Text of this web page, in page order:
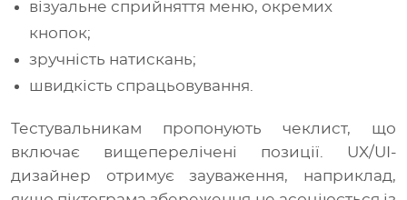
візуальне сприйняття меню, окремих
кнопок;
зручність натискань;
швидкість спрацьовування.
Тестувальникам пропонують чеклист, що
включає вищеперелічені позиції. UX/UI-
дизайнер отримує зауваження, наприклад,